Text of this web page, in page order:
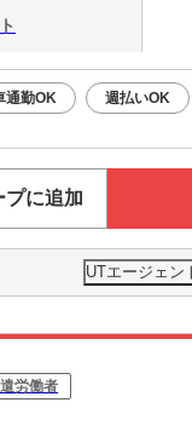
通勤OK 週払いOK
プに追加
UTエージェン
労働者